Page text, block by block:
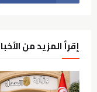
إقرأ المزيد من